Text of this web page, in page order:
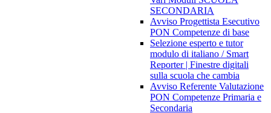
SECONDARIA
Avviso Progettista Esecutivo
PON Competenze di base
Selezione esperto e tutor
modulo di italiano / Smart
Reporter | Finestre digitali
sulla scuola che cambia
Avviso Referente Valutazione
PON Competenze Primaria e
Secondaria